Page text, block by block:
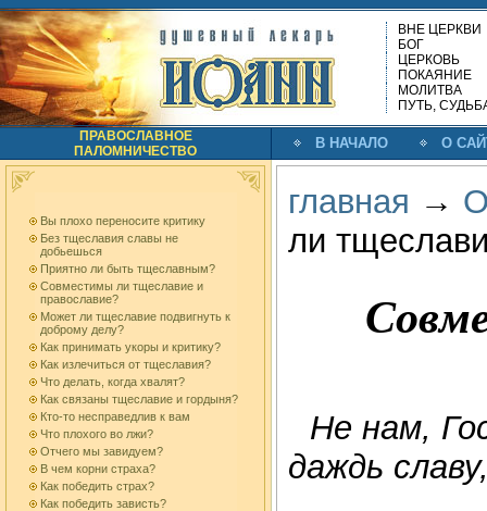
ВНЕ ЦЕРКВИ
БОГ
ЦЕРКОВЬ
ПОКАЯНИЕ
МОЛИТВА
ПУТЬ,
ПРАВОСЛАВНОЕ
ПАЛОМНИЧЕСТВО
В НАЧАЛО О
Вы плохо переносите критику
Без тщеславия славы не
добьешься
Приятно ли быть тщеславным?
Совместимы ли тщеславие и
православие?
Может ли тщеславие подвигнуть к
доброму делу?
Как принимать укоры и критику?
Как излечиться от тщеславия?
Что делать, когда хвалят?
Как связаны тщеславие и гордыня?
Кто-то несправедлив к вам
Что плохого во лжи?
Отчего мы завидуем?
В чем корни страха?
Как победить страх?
Как победить зависть?
главная →
ли
Не нам,
даждь